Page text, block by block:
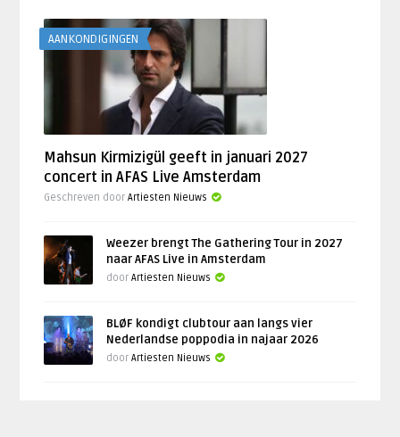
AANKONDIGINGEN
Mahsun Kirmizigül geeft in januari 2027
concert in AFAS Live Amsterdam
Geschreven doorArtiesten Nieuws
Weezer brengt The Gathering Tour in 2027
naar AFAS Live in Amsterdam
doorArtiesten Nieuws
BLØF kondigt clubtour aan langs vier
Nederlandse poppodia in najaar 2026
doorArtiesten Nieuws